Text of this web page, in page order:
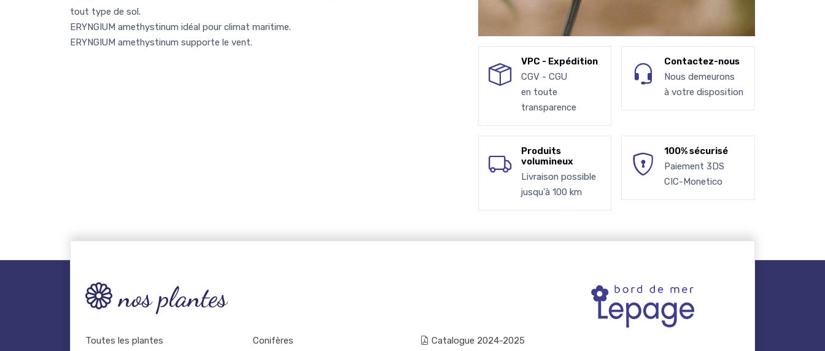
tout type de sol.
ERYNGIUM amethystinum idéal pour climat maritime.
ERYNGIUM amethystinum supporte le vent.
VPC - Expédition
CGV - CGU
en toute
transparence
Contactez-nous
Nous demeurons
à votre disposition
Produits
volumineux
Livraison possible
jusqu'à 100 km
100% sécurisé
Paiement 3DS
CIC-Monetico
nos plantes
Toutes les plantes Conifères Catalogue 2024-2025